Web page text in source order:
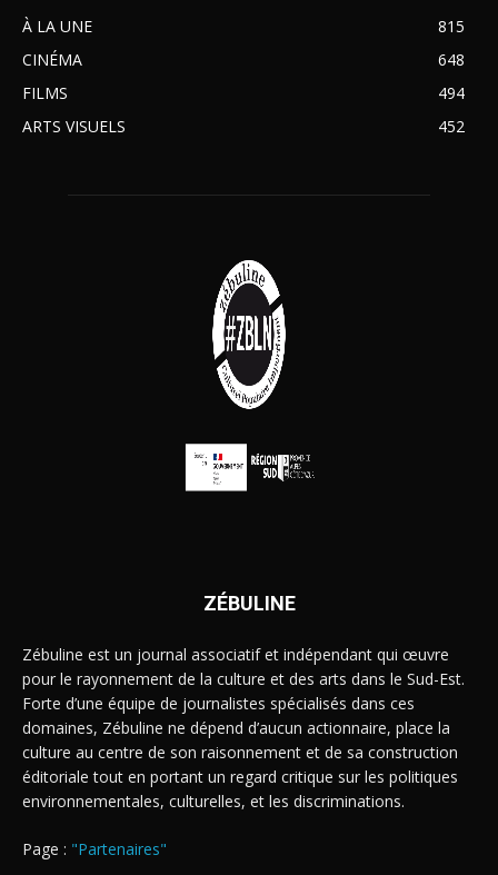
À LA UNE
815
CINÉMA
648
FILMS
494
ARTS VISUELS
452
ZÉBULINE
Zébuline est un journal associatif et indépendant qui œuvre
pour le rayonnement de la culture et des arts dans le Sud-Est.
Forte d’une équipe de journalistes spécialisés dans ces
domaines, Zébuline ne dépend d’aucun actionnaire, place la
culture au centre de son raisonnement et de sa construction
éditoriale tout en portant un regard critique sur les politiques
environnementales, culturelles, et les discriminations.
Page : "Partenaires"